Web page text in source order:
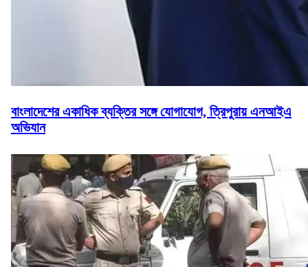
বাংলাদেশের একাধিক ব্যক্তির সঙ্গে যোগাযোগ, ত্রিপুরায় এনআইএ
অভিযান